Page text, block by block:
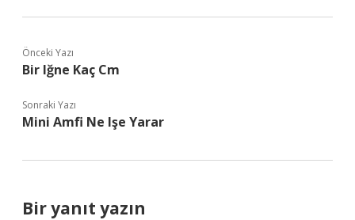
Önceki Yazı
Bir Iğne Kaç Cm
Sonraki Yazı
Mini Amfi Ne Işe Yarar
Bir yanıt yazın